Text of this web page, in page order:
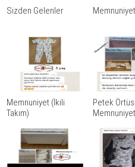
Sizden Gelenler Memnuniyet…
Memnuniyet (İkili
Takım)
Petek
Memnuniyet